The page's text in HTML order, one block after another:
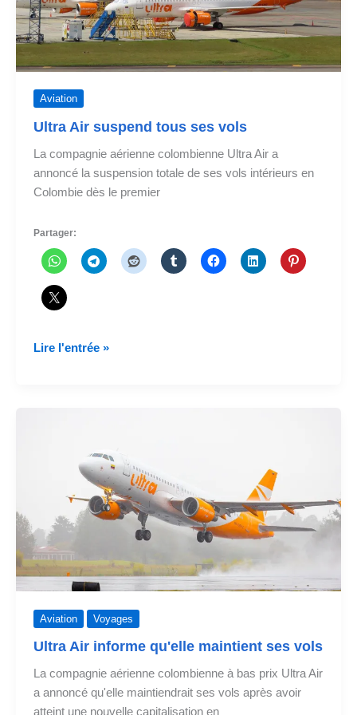
Aviation
Ultra Air suspend tous ses vols
La compagnie aérienne colombienne Ultra Air a
annoncé la suspension totale de ses vols intérieurs en
Colombie dès le premier
Partager:
Ultra
Lire l'entrée »
Aviation Voyages
Ultra Air informe qu'elle maintient ses vols
La compagnie aérienne colombienne à bas prix Ultra Air
a annoncé qu'elle maintiendrait ses vols après avoir
atteint une nouvelle capitalisation en